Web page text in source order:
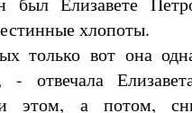
хлопоты.
вот она
- отвечала
этом, а потом,